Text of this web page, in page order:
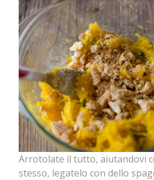
Arrotolate il tutto, aiutandovi
stesso, legatelo con dello